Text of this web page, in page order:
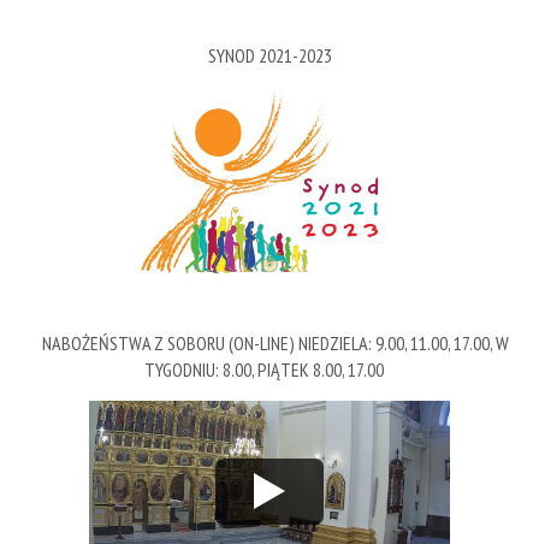
SYNOD 2021-2023
NABOŻEŃSTWA Z SOBORU (ON-LINE) NIEDZIELA: 9.00, 11.00, 17.00, W
TYGODNIU: 8.00, PIĄTEK 8.00, 17.00